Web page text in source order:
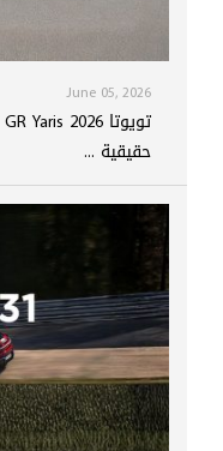
June 05, 2026
حقيقية ...